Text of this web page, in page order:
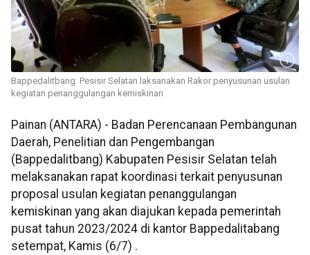
Bappedalitbang Pesisir Selatan laksanakan Rakor penyusunan usulan
kegiatan penanggulangan kemiskinan
Painan (ANTARA) - Badan Perencanaan Pembangunan
Daerah, Penelitian dan Pengembangan
(Bappedalitbang) Kabupaten Pesisir Selatan telah
melaksanakan rapat koordinasi terkait penyusunan
proposal usulan kegiatan penanggulangan
kemiskinan yang akan diajukan kepada pemerintah
pusat tahun 2023/2024 di kantor Bappedalitabang
setempat, Kamis (6/7) .